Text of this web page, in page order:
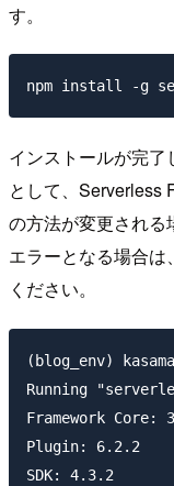
す。
インストールが完
として、Serverless
の方法が変更され
エラーとなる場合
ください。
(blog_env)
Running
Framework
Plugin: 6.2.2
SDK: 4.3.2